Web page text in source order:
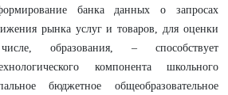
банка данных о запросах
рынка услуг и товаров, для оценки
образования, – способствует
компонента школьного
бюджетное общеобразовательное